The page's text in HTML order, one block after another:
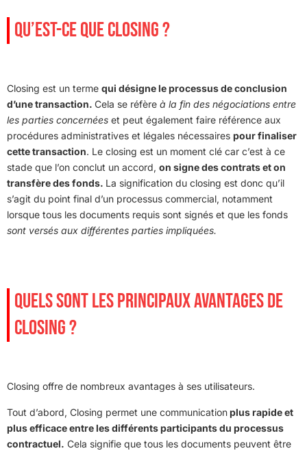
QU’EST-CE QUE CLOSING ?
Closing est un terme qui désigne le processus de conclusion
d’une transaction. Cela se réfère à la fin des négociations entre
les parties concernées et peut également faire référence aux
procédures administratives et légales nécessaires pour finaliser
cette transaction. Le closing est un moment clé car c’est à ce
stade que l’on conclut un accord, on signe des contrats et on
transfère des fonds. La signification du closing est donc qu’il
s’agit du point final d’un processus commercial, notamment
lorsque tous les documents requis sont signés et que les fonds
sont versés aux différentes parties impliquées.
QUELS SONT LES PRINCIPAUX AVANTAGES DE
CLOSING ?
Closing offre de nombreux avantages à ses utilisateurs.
Tout d’abord, Closing permet une communicationplus rapide et
plus efficace entre les différents participants du processus
contractuel. Cela signifie que tous les documents peuvent être